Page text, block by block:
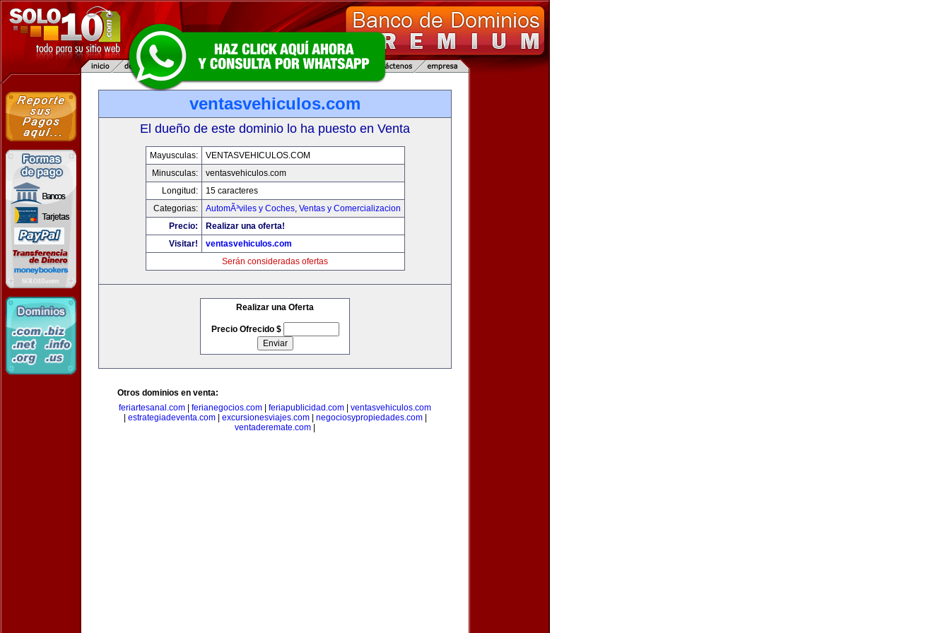
ventasvehiculos.com
El dueño de este dominio lo ha puesto en Venta
Mayusculas:
VENTASVEHICULOS.COM
Minusculas:
ventasvehiculos.com
Longitud:
15 caracteres
Categorias:
AutomÃ³viles y Coches, Ventas y Comercializacion
Precio:
Realizar una oferta!
Visitar!
ventasvehiculos.com
Serán consideradas ofertas
Realizar una Oferta
Precio Ofrecido $
Otros dominios en venta:
feriartesanal.com
ferianegocios.com feriapublicidad.com
ventasvehiculos.com
estrategiadeventa.com| excursionesviajes.com| negociosypropiedades.com|
ventaderemate.com